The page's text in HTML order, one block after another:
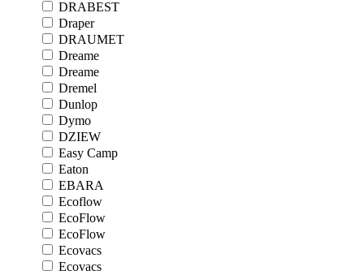
DRABEST
Draper
DRAUMET
Dreame
Dreame
Dremel
Dunlop
Dymo
DZIEW
Easy Camp
Eaton
EBARA
Ecoflow
EcoFlow
EcoFlow
Ecovacs
Ecovacs